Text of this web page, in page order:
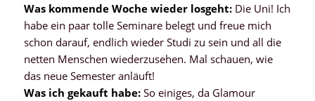
Was kommende Woche wieder losgeht:Die Uni! Ich
habe ein paar tolle Seminare belegt und freue mich
schon darauf, endlich wieder Studi zu sein und all die
netten Menschen wiederzusehen. Mal schauen, wie
das neue Semester anläuft!
Was ich gekauft habe:So einiges, da Glamour